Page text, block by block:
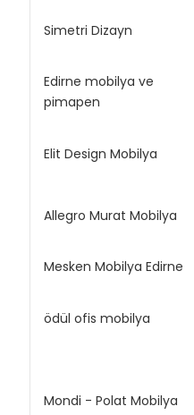
Simetri Dizayn
Edirne mobilya ve
pimapen
Elit Design Mobilya
Allegro Murat Mobilya
Mesken Mobilya Edirne
ödül ofis mobilya
Mondi - Polat Mobilya